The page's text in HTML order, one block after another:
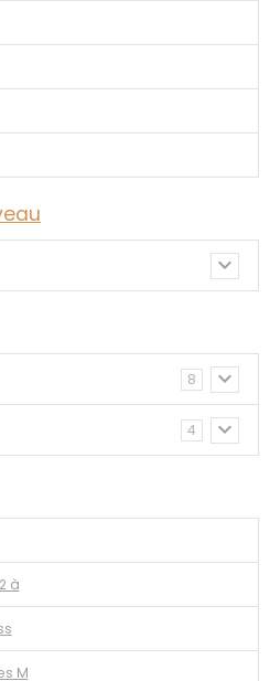
8
4
à
M